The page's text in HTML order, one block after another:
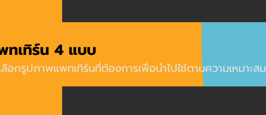
ทเทิร์น 4 แบบ
ลือกรูปภาพแพทเทิร์นที่ต้องการเพื่อนำไปใช้ตามความเหมาะสม